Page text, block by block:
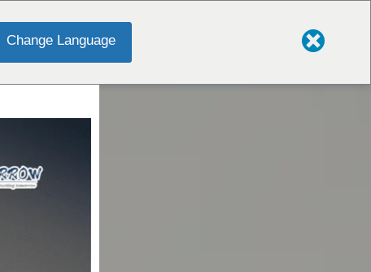
Change Language